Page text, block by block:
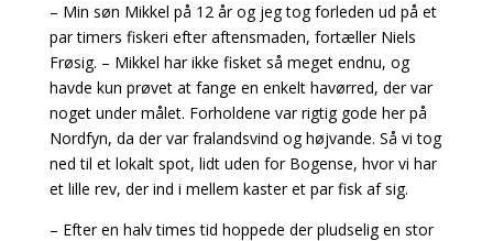
– Min søn Mikkel på 12 år og jeg tog forleden ud på et
par timers fiskeri efter aftensmaden, fortæller Niels
Frøsig. – Mikkel har ikke fisket så meget endnu, og
havde kun prøvet at fange en enkelt havørred, der var
noget under målet. Forholdene var rigtig gode her på
Nordfyn, da der var fralandsvind og højvande. Så vi tog
ned til et lokalt spot, lidt uden for Bogense, hvor vi har
et lille rev, der ind i mellem kaster et par fisk af sig.
– Efter en halv times tid hoppede der pludselig en stor